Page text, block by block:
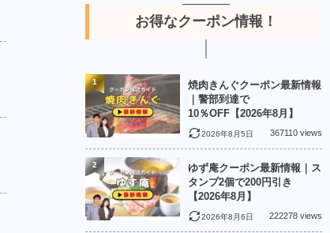
お得なクーポン情報！
焼肉きんぐクーポン最新情報
｜警部到達で
10％OFF【2026年8月】
2026年8月5日 367110 views
1
ゆず庵クーポン最新情報｜ス
タンプ2個で200円引き
【2026年8月】
2026年8月6日 222278 views
2